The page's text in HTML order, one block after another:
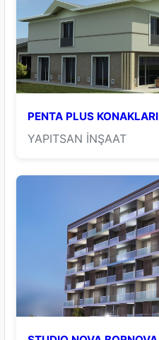
PENTA PLUS KONAKLARI
YAPITSAN İNŞAAT